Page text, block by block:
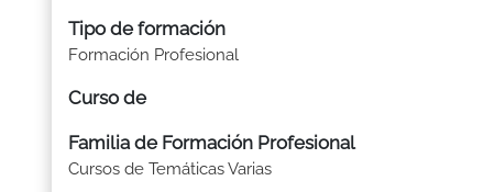
Tipo de formación
Formación Profesional
Curso de
Familia de Formación Profesional
Cursos de Temáticas Varias